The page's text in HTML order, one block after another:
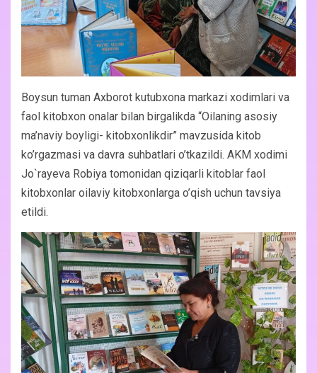
Boysun tuman Axborot kutubxona markazi xodimlari va
faol kitobxon onalar bilan birgalikda “Oilaning asosiy
ma’naviy boyligi- kitobxonlikdir” mavzusida kitob
ko’rgazmasi va davra suhbatlari o’tkazildi. AKM xodimi
Jo`rayeva Robiya tomonidan qiziqarli kitoblar faol
kitobxonlar oilaviy kitobxonlarga o’qish uchun tavsiya
etildi.